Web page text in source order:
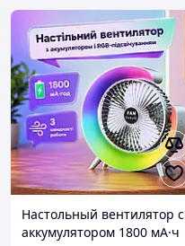
Настольный вентилятор с
аккумулятором 1800 мА·ч